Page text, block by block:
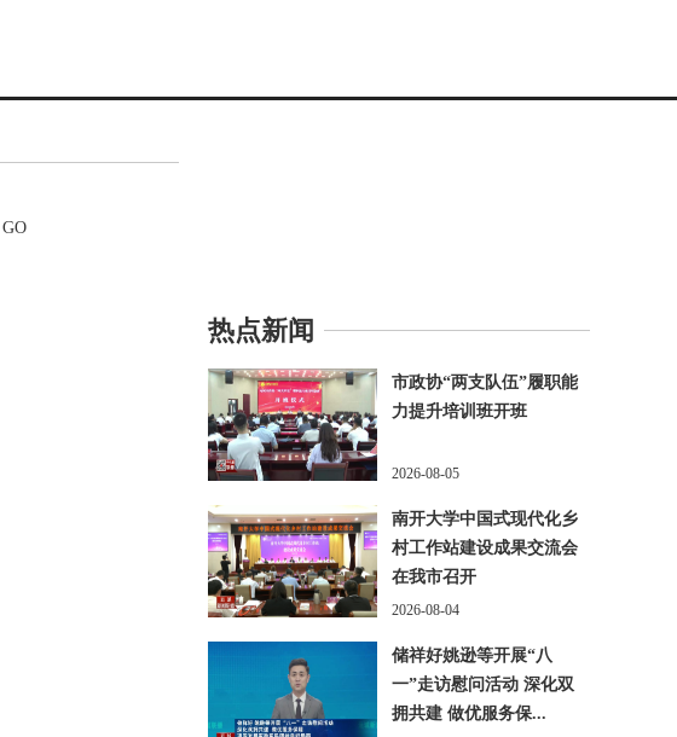
GO
热点新闻
市政协“两支队伍”履职能
力提升培训班开班
2026-08-05
南开大学中国式现代化乡
村工作站建设成果交流会
在我市召开
2026-08-04
储祥好姚逊等开展“八
一”走访慰问活动 深化双
拥共建 做优服务保...